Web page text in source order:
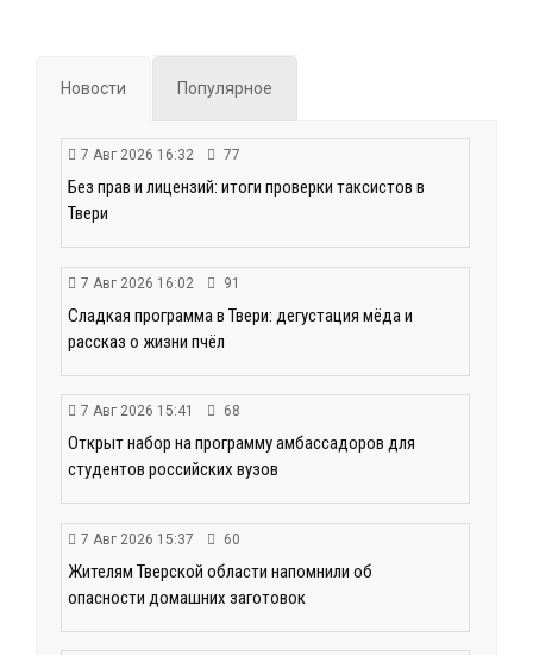
Новости Популярное
7 Авг 2026 16:32 77
Без прав и лицензий: итоги проверки таксистов в
Твери
7 Авг 2026 16:02 91
Сладкая программа в Твери: дегустация мёда и
рассказ о жизни пчёл
7 Авг 2026 15:41 68
Открыт набор на программу амбассадоров для
студентов российских вузов
7 Авг 2026 15:37 60
Жителям Тверской области напомнили об
опасности домашних заготовок